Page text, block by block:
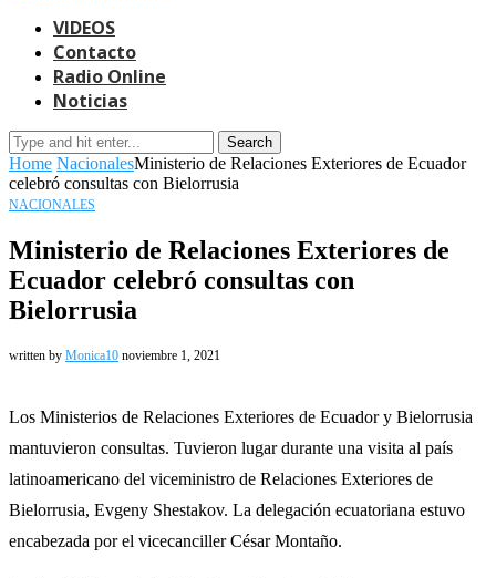
VIDEOS
Contacto
Radio Online
Noticias
Search
Home NacionalesMinisterio de Relaciones Exteriores de Ecuador
celebró consultas con Bielorrusia
NACIONALES
Ministerio de Relaciones Exteriores de
Ecuador celebró consultas con
Bielorrusia
written by Monica10 noviembre 1, 2021
Los Ministerios de Relaciones Exteriores de Ecuador y Bielorrusia
mantuvieron consultas. Tuvieron lugar durante una visita al país
latinoamericano del viceministro de Relaciones Exteriores de
Bielorrusia, Evgeny Shestakov. La delegación ecuatoriana estuvo
encabezada por el vicecanciller César Montaño.